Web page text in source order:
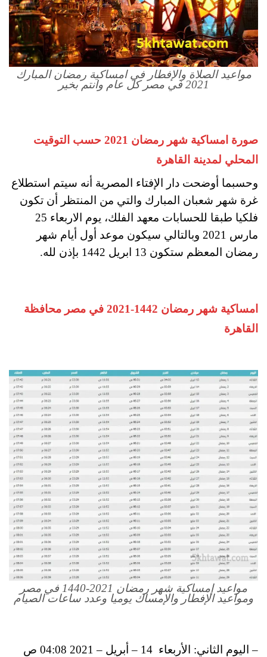
مواعيد الصلاة والإفطار في امساكية رمضان المبارك
2021 في مصر كل عام وانتم بخير
صورة امساكية شهر رمضان 2021 حسب التوقيت
المحلي لمدينة القاهرة
وحسبما أوضحت دار الإفتاء المصرية أنه سيتم استطلاع
غرة شهر شعبان المبارك والتي من المنتظر أن تكون
فلكيا طبقا للحسابات معهد الفلك، يوم الاربعاء 25
مارس 2021 وبالتالي سيكون موعد أول أيام شهر
رمضان المعظم ستكون 13 ابريل 1442 بإذن لله.
امساكية شهر رمضان 1442-2021 في مصر محافظة
القاهرة
مواعيد إمساكية شهر رمضان 2021-1440 في مصر
ومواعيد الإفطار والإمساك يوميا وعدد ساعات الصيام
– اليوم الثاني: الأربعاء 14 – أبريل – 2021 04:08 ص